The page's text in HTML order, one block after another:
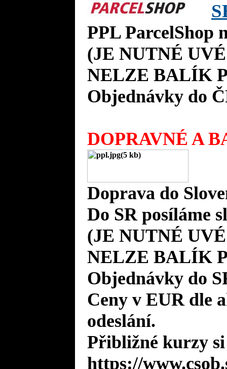
PPL ParcelShop
(JE NUTNÉ
NELZE BALÍK
Objednávky do
DOPRAVNÉ A
Doprava do
Do SR posíláme
(JE NUTNÉ
NELZE BALÍK
Objednávky do
Ceny v EUR dle
odeslání.
Přibližné kurzy si
https://